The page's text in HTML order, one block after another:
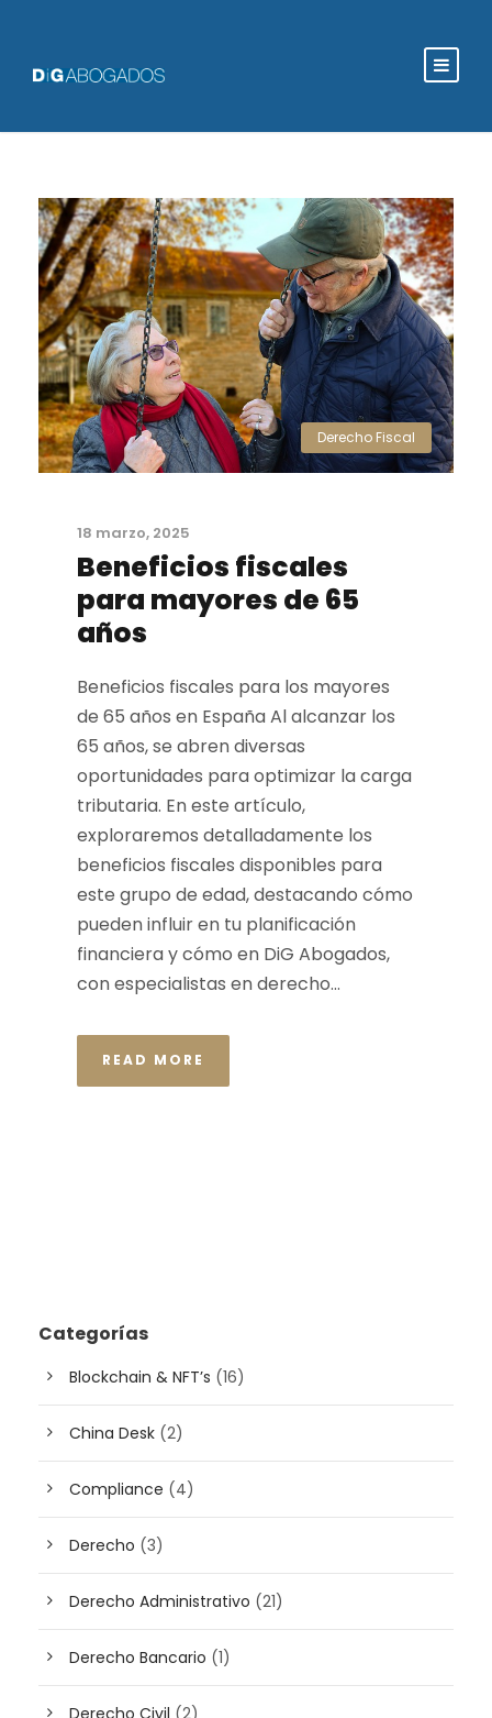
Derecho Fiscal
18 marzo, 2025
Beneficios fiscales
para mayores de 65
años
Beneficios fiscales para los mayores
de 65 años en España Al alcanzar los
65 años, se abren diversas
oportunidades para optimizar la carga
tributaria. En este artículo,
exploraremos detalladamente los
beneficios fiscales disponibles para
este grupo de edad, destacando cómo
pueden influir en tu planificación
financiera y cómo en DiG Abogados,
con especialistas en derecho...
READ MORE
Categorías
Blockchain & NFT’s (16)
China Desk (2)
Compliance (4)
Derecho (3)
Derecho Administrativo (21)
Derecho Bancario (1)
Derecho Civil (2)